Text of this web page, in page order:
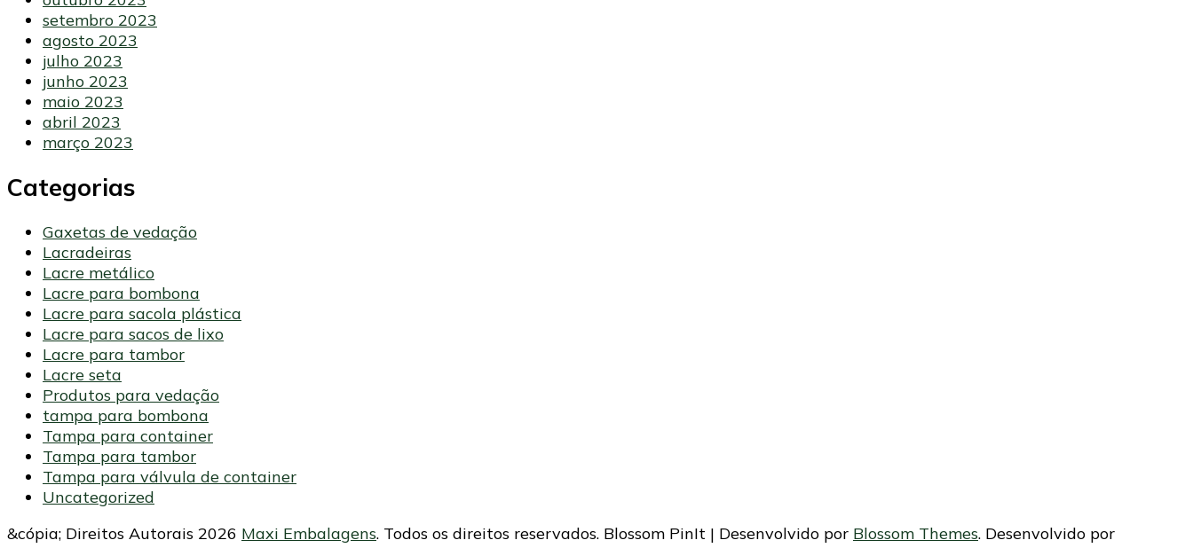
setembro 2023
agosto 2023
julho 2023
junho 2023
maio 2023
abril 2023
março 2023
Categorias
Gaxetas de vedação
Lacradeiras
Lacre metálico
Lacre para bombona
Lacre para sacola plástica
Lacre para sacos de lixo
Lacre para tambor
Lacre seta
Produtos para vedação
tampa para bombona
Tampa para container
Tampa para tambor
Tampa para válvula de container
Uncategorized
&cópia; Direitos Autorais 2026 Maxi Embalagens. Todos os direitos reservados. Blossom PinIt | Desenvolvido por Blossom Themes. Desenvolvido por